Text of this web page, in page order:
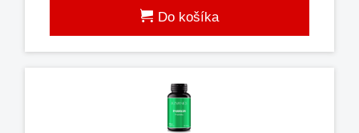
Do košíka